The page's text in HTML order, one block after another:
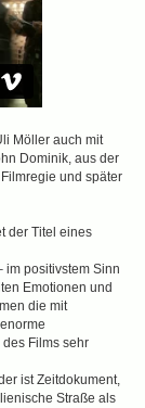
Möller auch mit
Dominik, aus der
und später
der Titel eines
im positivstem Sinn
Emotionen und
die mit
Films sehr
ist Zeitdokument,
Straße als